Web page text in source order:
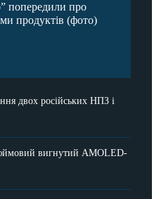
попередили про
продуктів (фото)
двох російських НПЗ і
вигнутий AMOLED-